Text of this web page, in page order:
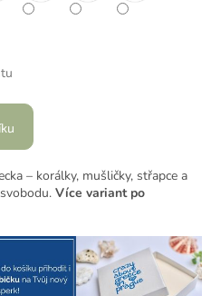
– korálky, mušličky, střapce a
Více variant po